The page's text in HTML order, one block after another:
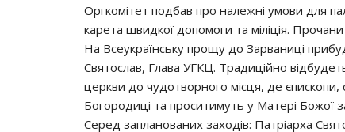
Оргкомітет подбав про належні умови для
карета швидкої допомоги та міліція.
На Всеукраїнську прощу до Зарваниці
Святослав, Глава УГКЦ. Традиційно
церкви до чудотворного місця, де
Богородиці та проситимуть у Матері Божої
Серед запланованих заходів: Патріарха